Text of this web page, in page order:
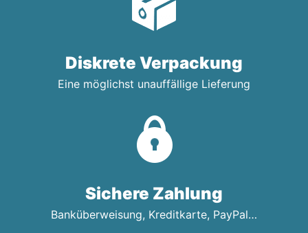
Diskrete Verpackung
Eine möglichst unauffällige Lieferung
Sichere Zahlung
Banküberweisung, Kreditkarte, PayPal…